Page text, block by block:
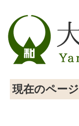
現在のページ